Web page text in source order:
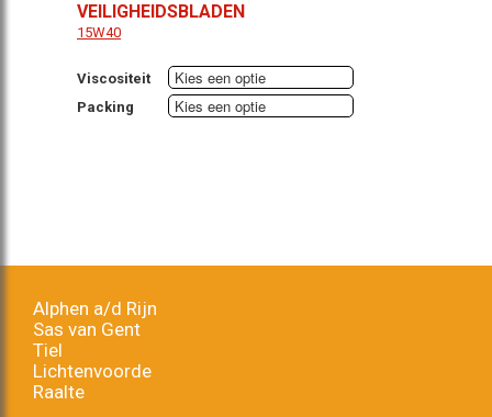
VEILIGHEIDSBLADEN
15W40
Viscositeit
Packing
Alphen a/d Rijn
Sas van Gent
Tiel
Lichtenvoorde
Raalte